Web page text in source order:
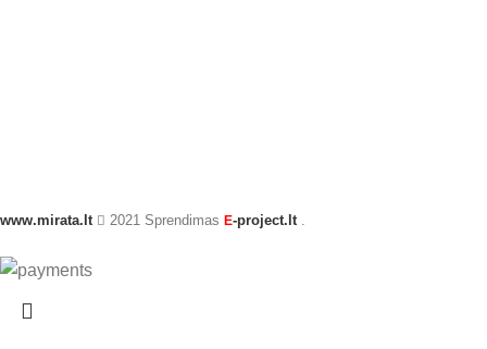
www.mirata.lt 2021 Sprendimas E-project.lt .